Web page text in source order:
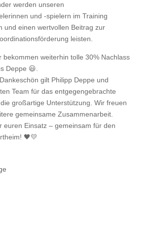
werden unseren
und -spielern im Training
und einen wertvollen Beitrag zur
leisten.
bekommen weiterhin tolle 30% Nachlass
Deppe 😃.
gilt Philipp Deppe und
Team für das entgegengebrachte
großartige Unterstützung. Wir freuen
gemeinsame Zusammenarbeit.
euren Einsatz – gemeinsam für den
🖤💛